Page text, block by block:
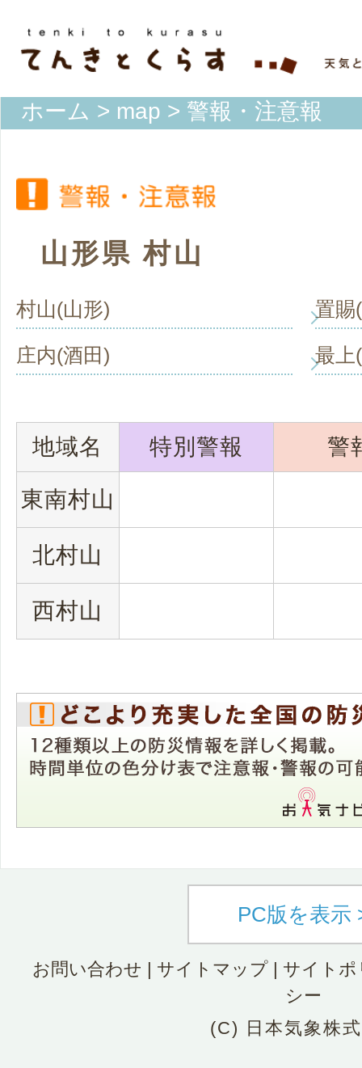
ホーム > map > 警報・注意報
山形県 村山
村山(山形) 置賜
庄内(酒田) 最上
地域名 特別警報 警
東南村山
北村山
西村山
PC版を表示
お問い合わせ サイトマップ| サイトポ
シー
(C) 日本気象株